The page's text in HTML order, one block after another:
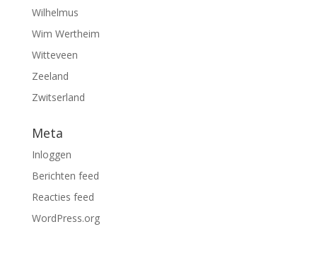
Wilhelmus
Wim Wertheim
Witteveen
Zeeland
Zwitserland
Meta
Inloggen
Berichten feed
Reacties feed
WordPress.org